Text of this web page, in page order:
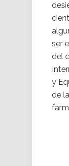
ser
del
y
de